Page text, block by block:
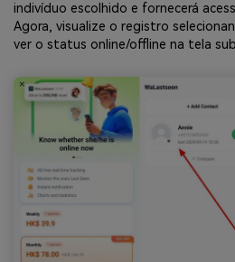
indivíduo escolhido e fornecerá
Agora, visualize o registro
ver o status online/offline na tela